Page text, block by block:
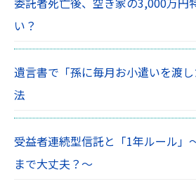
い？
遺言書で「孫に毎月お小遣いを渡
法
受益者連続型信託と「1年ルール」
まで大丈夫？〜